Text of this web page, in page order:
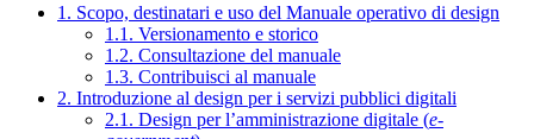
1. Scopo, destinatari e uso del Manuale operativo di design
1.1. Versionamento e storico
1.2. Consultazione del manuale
1.3. Contribuisci al manuale
2. Introduzione al design per i servizi pubblici digitali
2.1. Design per l’amministrazione digitale (e-